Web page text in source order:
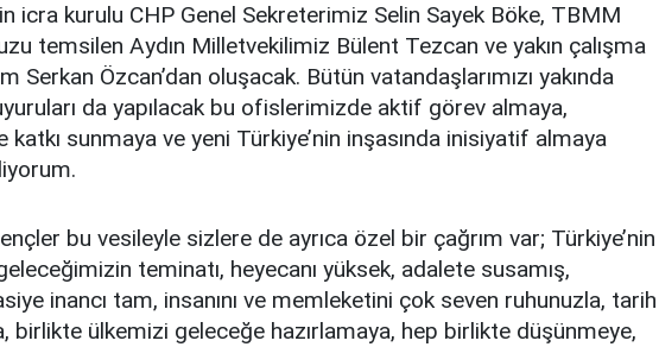
icra kurulu CHP Genel Sekreterimiz Selin Sayek Böke, TBMM
temsilen Aydın Milletvekilimiz Bülent Tezcan ve yakın çalışma
Serkan Özcan’dan oluşacak. Bütün vatandaşlarımızı yakında
da yapılacak bu ofislerimizde aktif görev almaya,
katkı sunmaya ve yeni Türkiye’nin inşasında inisiyatif almaya
bu vesileyle sizlere de ayrıca özel bir çağrım var; Türkiye’nin
teminatı, heyecanı yüksek, adalete susamış,
inancı tam, insanını ve memleketini çok seven ruhunuzla, tarih
birlikte ülkemizi geleceğe hazırlamaya, hep birlikte düşünmeye,